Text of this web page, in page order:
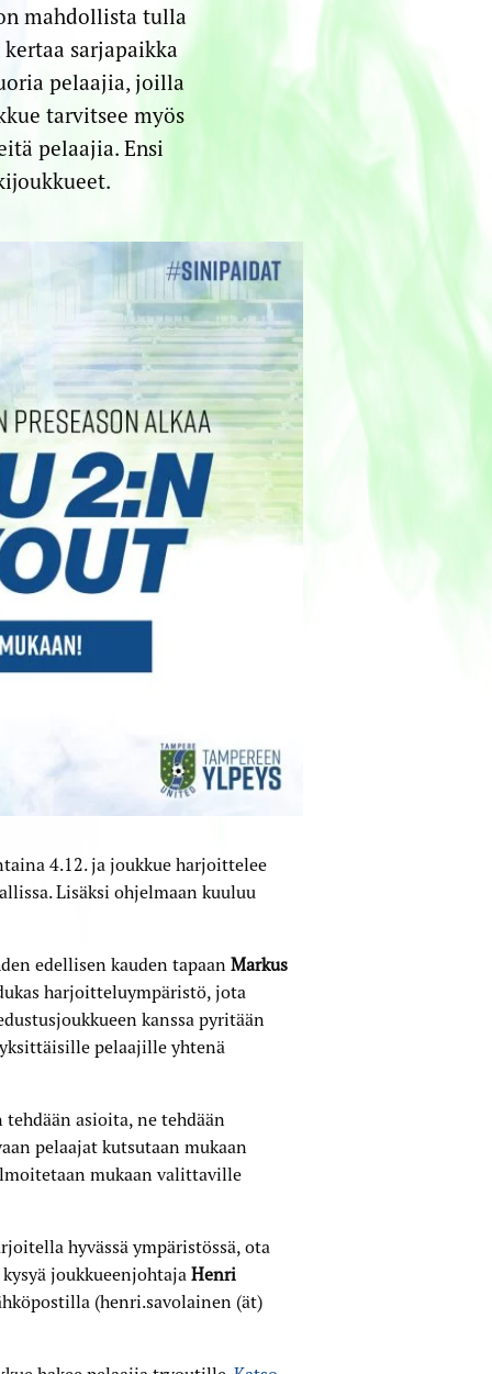
mahdollista tulla
sarjapaikka
pelaajia, joilla
tarvitsee myös
pelaajia. Ensi
4.12. ja joukkue harjoittelee
Lisäksi ohjelmaan kuuluu
edellisen kauden tapaanMarkus
harjoitteluympäristö, jota
kanssa pyritään
pelaajille yhtenä
asioita, ne tehdään
pelaajat kutsutaan mukaan
mukaan valittaville
hyvässä ympäristössä, ota
joukkueenjohtajaHenri
(henri.savolainen (ät)